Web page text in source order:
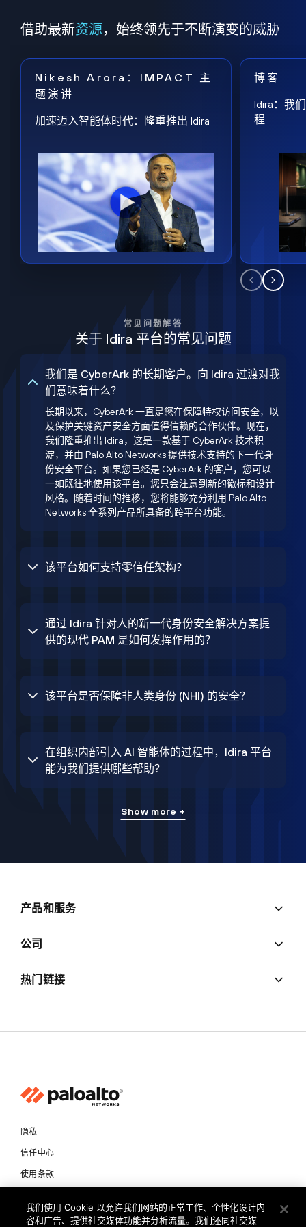
借助最新资源，始终领先于不断演变的威胁
Nikesh Arora：IMPACT 主
题演讲
加速迈入智能体时代：隆重推出 Idira
博客
Idira：我
程
常见问题解答
关于 Idira 平台的常见问题
我们是 CyberArk 的长期客户。向 Idira 过渡对我
们意味着什么？
长期以来，CyberArk 一直是您在保障特权访问安全，以
及保护关键资产安全方面值得信赖的合作伙伴。现在，
我们隆重推出 Idira，这是一款基于 CyberArk 技术积
淀，并由 Palo Alto Networks 提供技术支持的下一代身
份安全平台。如果您已经是 CyberArk 的客户，您可以
一如既往地使用该平台。您只会注意到新的徽标和设计
风格。随着时间的推移，您将能够充分利用 Palo Alto
Networks 全系列产品所具备的跨平台功能。
该平台如何支持零信任架构？
通过 Idira 针对人的新一代身份安全解决方案提
供的现代 PAM 是如何发挥作用的？
该平台是否保障非人类身份 (NHI) 的安全？
在组织内部引入 AI 智能体的过程中，Idira 平台
能为我们提供哪些帮助？
Show more +
产品和服务
公司
热门链接
隐私
信任中心
使用条款
我们使用 Cookie 以允许我们网站的正常工作、个性化设计内
容和广告、提供社交媒体功能并分析流量。我们还同社交媒